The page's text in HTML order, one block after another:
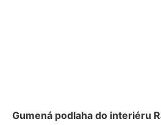
Gumená podlaha do interiéru